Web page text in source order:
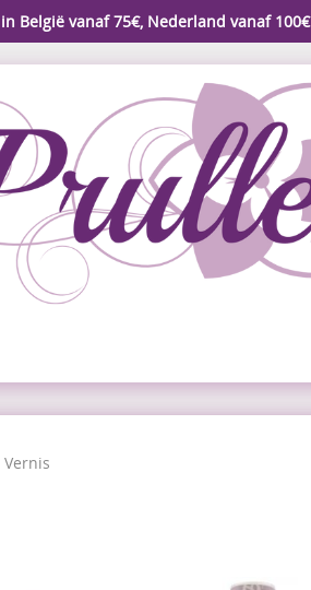
België vanaf 75€, Nederland vanaf 100€
Vernis